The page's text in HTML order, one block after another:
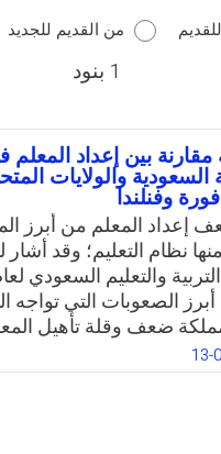
من القديم للجديد
1 بنود
بين إعداد المعلم
السعودية والولايات
وفنلندا
إعداد المعلم من أبرز
نظام التعليم؛ وقد أشار
الصعوبات التي تواجه
ضعف وقلة تأهيل
منهم للمهارات
العديد من الدراسات
13-